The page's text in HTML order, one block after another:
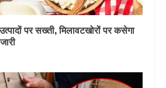
पर सख्ती, मिलावटखोरों पर कसेगा